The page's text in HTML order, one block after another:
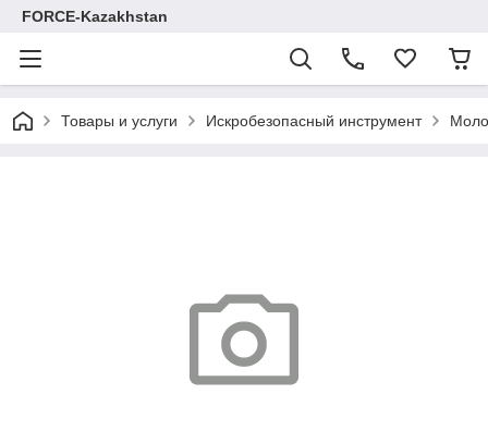
FORCE-Kazakhstan
Товары и услуги Искробезопасный инструмент